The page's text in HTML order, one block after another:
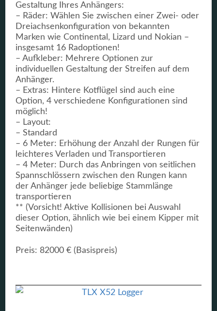
Gestaltung Ihres Anhängers:
– Räder: Wählen Sie zwischen einer Zwei- oder
Dreiachsenkonfiguration von bekannten
Marken wie Continental, Lizard und Nokian –
insgesamt 16 Radoptionen!
– Aufkleber: Mehrere Optionen zur
individuellen Gestaltung der Streifen auf dem
Anhänger.
– Extras: Hintere Kotflügel sind auch eine
Option, 4 verschiedene Konfigurationen sind
möglich!
– Layout:
– Standard
– 6 Meter: Erhöhung der Anzahl der Rungen für
leichteres Verladen und Transportieren
– 4 Meter: Durch das Anbringen von seitlichen
Spannschlössern zwischen den Rungen kann
der Anhänger jede beliebige Stammlänge
transportieren
** (Vorsicht! Aktive Kollisionen bei Auswahl
dieser Option, ähnlich wie bei einem Kipper mit
Seitenwänden)
Preis: 82000 € (Basispreis)